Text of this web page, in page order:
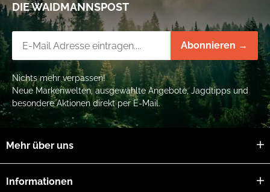
DIE WAIDMANNSPOST
Abonnieren →
Nichts mehr verpassen!
Neue Markenwelten, ausgewählte Angebote, Jagdtipps und
besondere Aktionen direkt per E-Mail.
Mehr über uns
Informationen